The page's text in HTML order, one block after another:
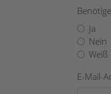
Ja
Nein
E-Mail-